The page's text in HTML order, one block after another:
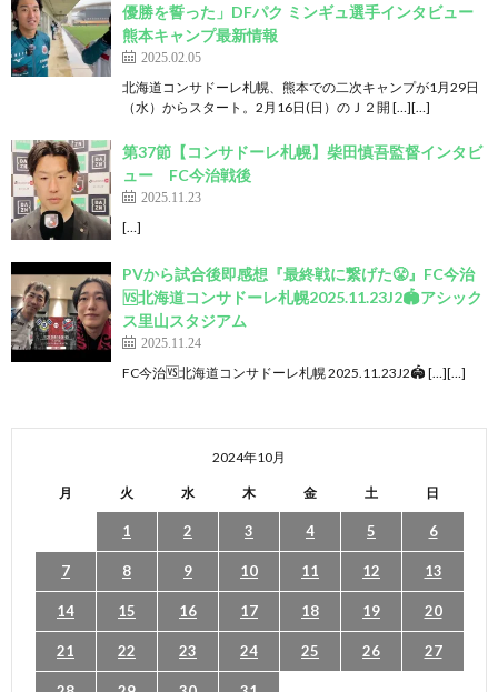
優勝を誓った」DFパク ミンギュ選手インタビュー
熊本キャンプ最新情報
2025.02.05
北海道コンサドーレ札幌、熊本での二次キャンプが1月29日
（水）からスタート。2月16日(日）のＪ２開 […][…]
第37節【コンサドーレ札幌】柴田慎吾監督インタビ
ュー FC今治戦後
2025.11.23
[…]
PVから試合後即感想『最終戦に繋げた😤』FC今治
🆚北海道コンサドーレ札幌2025.11.23J2🏟️アシック
ス里山スタジアム
2025.11.24
FC今治🆚北海道コンサドーレ札幌 2025.11.23J2🏟 […][…]
2024年10月
月 火 水 木 金 土 日
1 2 3 4 5 6
7 8 9 10 11 12 13
14 15 16 17 18 19 20
21 22 23 24 25 26 27